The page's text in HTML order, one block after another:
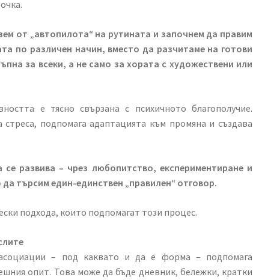
от „автопилота“ на рутината и започнем да правим
по различен начин, вместо да разчитаме на готови
за всеки, а не само за хората с художествени или
е тясно свързана с психичното благополучие.
подпомага адаптацията към промяна и създава
развива – чрез любопитство, експериментиране и
търсим един-единствен „правилен“ отговор.
подхода, които подпомагат този процес.
– под каквато и да е форма – подпомага
опит. Това може да бъде дневник, бележки, кратки